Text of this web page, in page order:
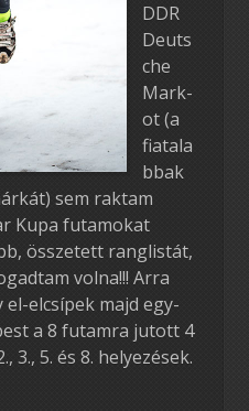
DDR
Deuts
che
Mark-
ot (a
fiatala
bbak
sem raktam
Kupa futamokat
összetett ranglistát,
volna!!! Arra
elcsípek majd egy-
a 8 futamra jutott 4
3., 5. és 8. helyezések.